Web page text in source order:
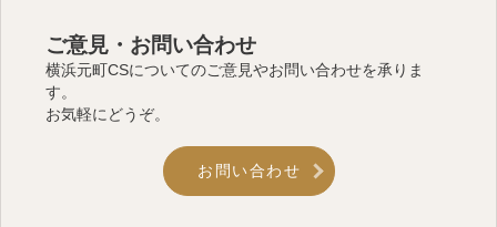
ご意見・お問い合わせ
横浜元町CSについてのご意見やお問い合わせを承りま
す。
お気軽にどうぞ。
お問い合わせ